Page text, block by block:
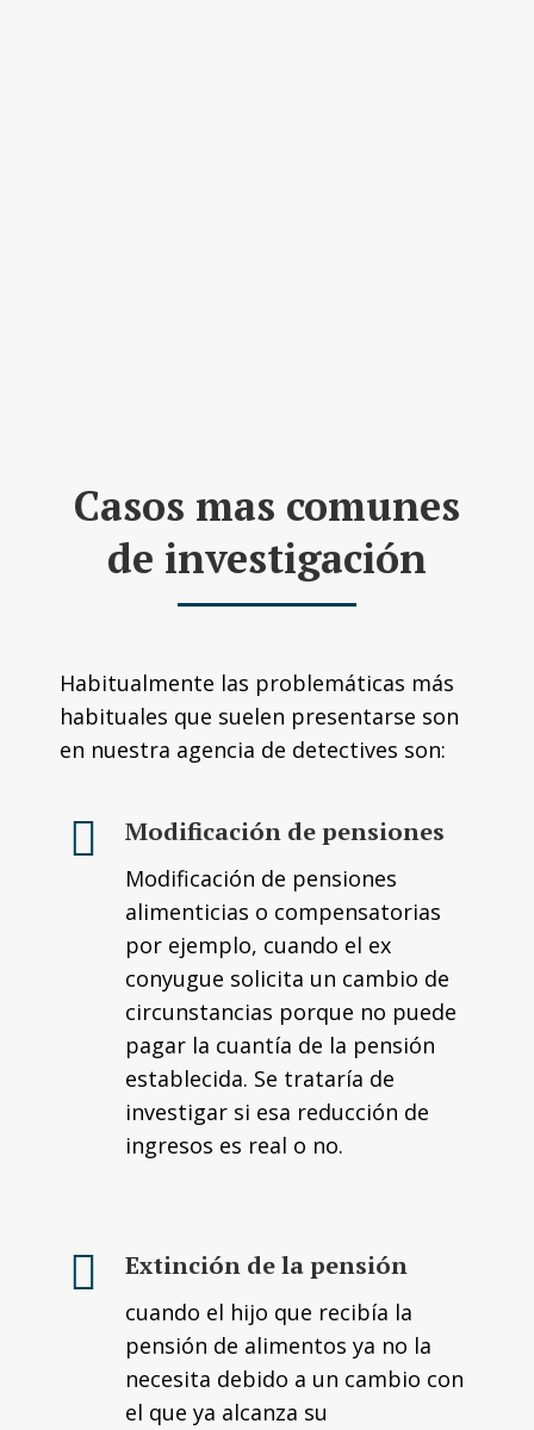
Casos mas comunes
de investigación
Habitualmente las problemáticas más
habituales que suelen presentarse son
en nuestra agencia de detectives son:
Modificación de pensiones
Modificación de pensiones
alimenticias o compensatorias
por ejemplo, cuando el ex
conyugue solicita un cambio de
circunstancias porque no puede
pagar la cuantía de la pensión
establecida. Se trataría de
investigar si esa reducción de
ingresos es real o no.
Extinción de la pensión
cuando el hijo que recibía la
pensión de alimentos ya no la
necesita debido a un cambio con
el que ya alcanza su